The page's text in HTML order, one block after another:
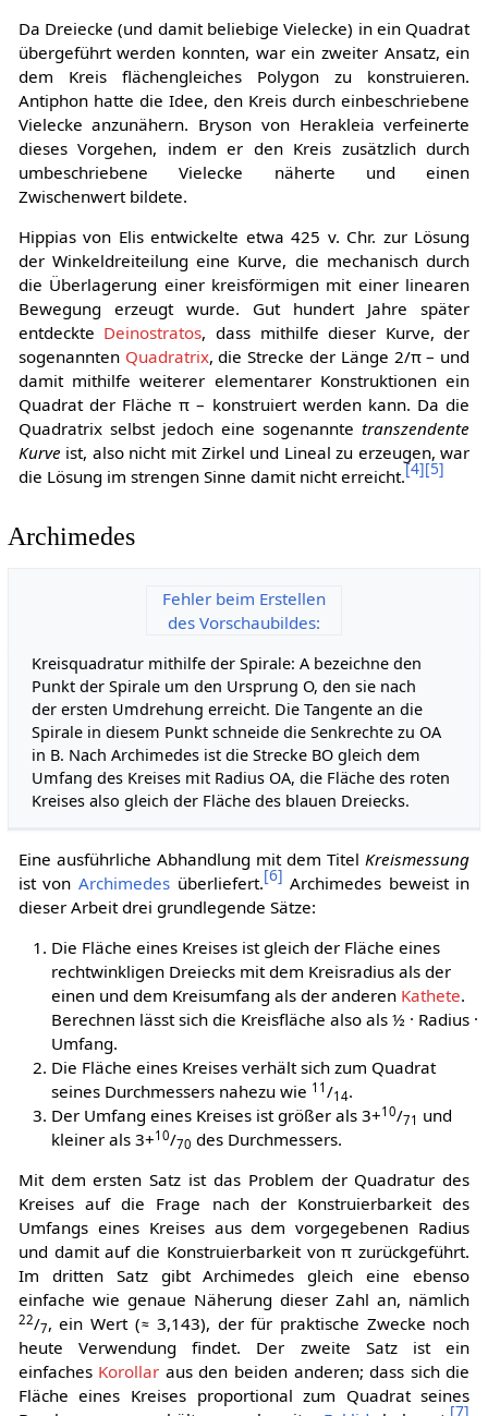
Da Dreiecke (und damit beliebige Vielecke) in ein Quadrat
übergeführt werden konnten, war ein zweiter Ansatz, ein
dem Kreis flächengleiches Polygon zu konstruieren.
Antiphon hatte die Idee, den Kreis durch einbeschriebene
Vielecke anzunähern. Bryson von Herakleia verfeinerte
dieses Vorgehen, indem er den Kreis zusätzlich durch
umbeschriebene Vielecke näherte und einen
Zwischenwert bildete.
Hippias von Elis entwickelte etwa 425 v. Chr. zur Lösung
der Winkeldreiteilung eine Kurve, die mechanisch durch
die Überlagerung einer kreisförmigen mit einer linearen
Bewegung erzeugt wurde. Gut hundert Jahre später
entdeckte Deinostratos, dass mithilfe dieser Kurve, der
sogenannten Quadratrix, die Strecke der Länge 2/π– und
damit mithilfe weiterer elementarer Konstruktionen ein
Quadrat der Fläche π – konstruiert werden kann. Da die
Quadratrix selbst jedoch eine sogenanntetranszendente
Kurve ist, also nicht mit Zirkel und Lineal zu erzeugen, war
die Lösung im strengen Sinne damit nicht erreicht.[4][5]
Archimedes
Fehler beim Erstellen
des Vorschaubildes:
Kreisquadratur mithilfe der Spirale: A bezeichne den
Punkt der Spirale um den Ursprung O, den sie nach
der ersten Umdrehung erreicht. Die Tangente an die
Spirale in diesem Punkt schneide die Senkrechte zu OA
in B. Nach Archimedes ist die Strecke BO gleich dem
Umfang des Kreises mit Radius OA, die Fläche des roten
Kreises also gleich der Fläche des blauen Dreiecks.
Eine ausführliche Abhandlung mit dem TitelKreismessung
ist von Archimedesüberliefert.[6] Archimedes beweist in
dieser Arbeit drei grundlegende Sätze:
Die Fläche eines Kreises ist gleich der Fläche eines
rechtwinkligen Dreiecks mit dem Kreisradius als der
einen und dem Kreisumfang als der anderen Kathete.
Berechnen lässt sich die Kreisfläche also als ½ · Radius ·
Umfang.
Die Fläche eines Kreises verhält sich zum Quadrat
seines Durchmessers nahezu wie 11 /14.
Der Umfang eines Kreises ist größer als 3+10/71 und
kleiner als 3+10/70 des Durchmessers.
Mit dem ersten Satz ist das Problem der Quadratur des
Kreises auf die Frage nach der Konstruierbarkeit des
Umfangs eines Kreises aus dem vorgegebenen Radius
und damit auf die Konstruierbarkeit von π zurückgeführt.
Im dritten Satz gibt Archimedes gleich eine ebenso
einfache wie genaue Näherung dieser Zahl an, nämlich
22/7, ein Wert (≈ 3,143), der für praktische Zwecke noch
heute Verwendung findet. Der zweite Satz ist ein
einfaches Korollar aus den beiden anderen; dass sich die
Fläche eines Kreises proportional zum Quadrat seines
[7]